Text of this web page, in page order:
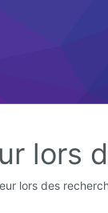
lors
lors des